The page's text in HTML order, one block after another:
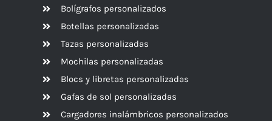
Bolígrafos personalizados
Botellas personalizadas
Tazas personalizadas
Mochilas personalizadas
Blocs y libretas personalizadas
Gafas de sol personalizadas
Cargadores inalámbricos personalizados